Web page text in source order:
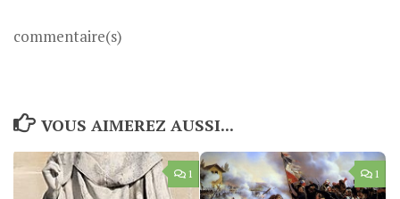
commentaire(s)
VOUS AIMEREZ AUSSI...
1 1